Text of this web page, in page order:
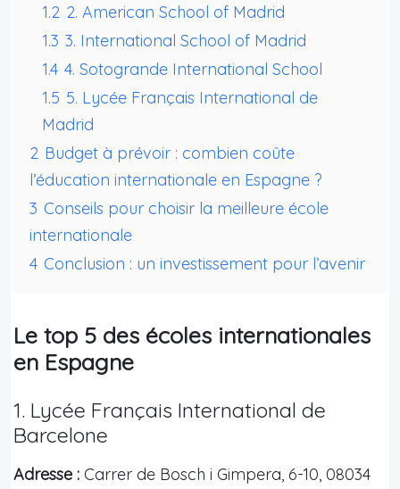
1.2 2. American School of Madrid
1.3 3. International School of Madrid
1.4 4. Sotogrande International School
1.5 5. Lycée Français International de
Madrid
2 Budget à prévoir : combien coûte
l’éducation internationale en Espagne ?
3 Conseils pour choisir la meilleure école
internationale
4 Conclusion : un investissement pour l’avenir
Le top 5 des écoles internationales
en Espagne
1. Lycée Français International de
Barcelone
Adresse : Carrer de Bosch i Gimpera, 6-10, 08034